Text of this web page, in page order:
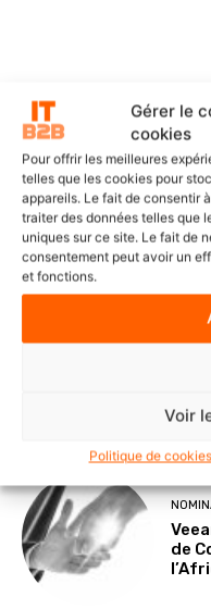
Gérer le
cookies
Pour offrir les meilleures
telles que les cookies pour
appareils. Le fait de consentir
traiter des données telles que
uniques sur ce site. Le fait de
consentement peut avoir un
et fonctions.
Voir
Politique de cookies
DERNIERS ARTICLES
ITS
de